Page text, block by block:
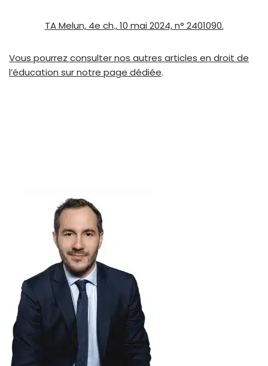
TA Melun, 4e ch., 10 mai 2024, n° 2401090.
Vous pourrez consulter nos autres articles en droit de
l’éducation sur notre page dédiée.